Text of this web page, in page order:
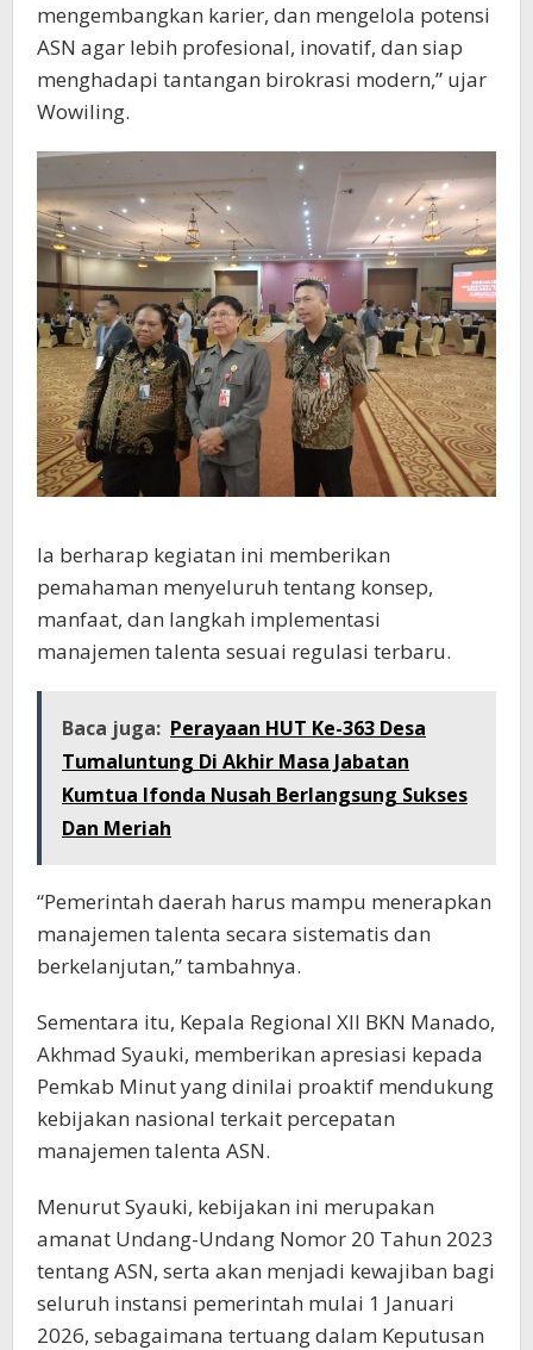
mengembangkan karier, dan mengelola potensi
ASN agar lebih profesional, inovatif, dan siap
menghadapi tantangan birokrasi modern,” ujar
Wowiling.
Ia berharap kegiatan ini memberikan
pemahaman menyeluruh tentang konsep,
manfaat, dan langkah implementasi
manajemen talenta sesuai regulasi terbaru.
Baca juga: Perayaan HUT Ke-363 Desa
Tumaluntung Di Akhir Masa Jabatan
Kumtua Ifonda Nusah Berlangsung Sukses
Dan Meriah
“Pemerintah daerah harus mampu menerapkan
manajemen talenta secara sistematis dan
berkelanjutan,” tambahnya.
Sementara itu, Kepala Regional XII BKN Manado,
Akhmad Syauki, memberikan apresiasi kepada
Pemkab Minut yang dinilai proaktif mendukung
kebijakan nasional terkait percepatan
manajemen talenta ASN.
Menurut Syauki, kebijakan ini merupakan
amanat Undang-Undang Nomor 20 Tahun 2023
tentang ASN, serta akan menjadi kewajiban bagi
seluruh instansi pemerintah mulai 1 Januari
2026, sebagaimana tertuang dalam Keputusan